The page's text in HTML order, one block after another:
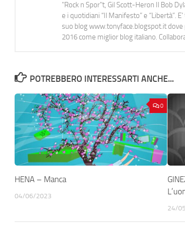
"Rock n Spor"t, Gil Scott-Heron Il Bob
e i quotidiani “Il Manifesto” e “Libertà”.
suo blog www.tonyface.blogspot.it dove
2016 come miglior blog italiano.
POTREBBERO INTERESSARTI ANCHE...
0
HENA – Manca
04/06/2023
24/